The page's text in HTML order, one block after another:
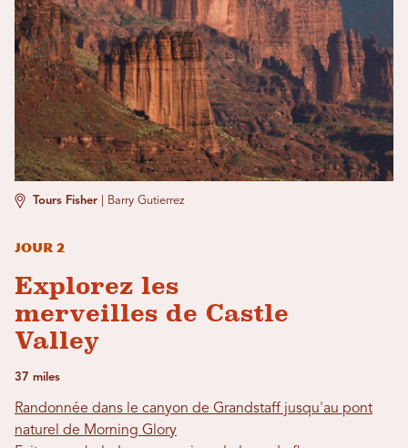
Tours Fisher Barry Gutierrez
Jour 2
Explorez les
merveilles de Castle
Valley
37 miles
Randonnée dans le canyon de Grandstaff jusqu'au pont
naturel de Morning Glory